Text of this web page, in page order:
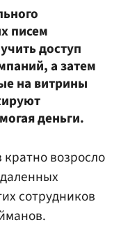
писем
доступ
а затем
на витрины
деньги.
возросло
сотрудников